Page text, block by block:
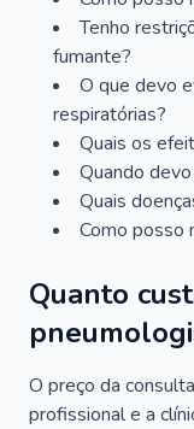
Tenho
fumante?
O que devo
respiratórias?
Quais os
Quando
Quais
Como posso
Quanto
O preço da
profissional e a